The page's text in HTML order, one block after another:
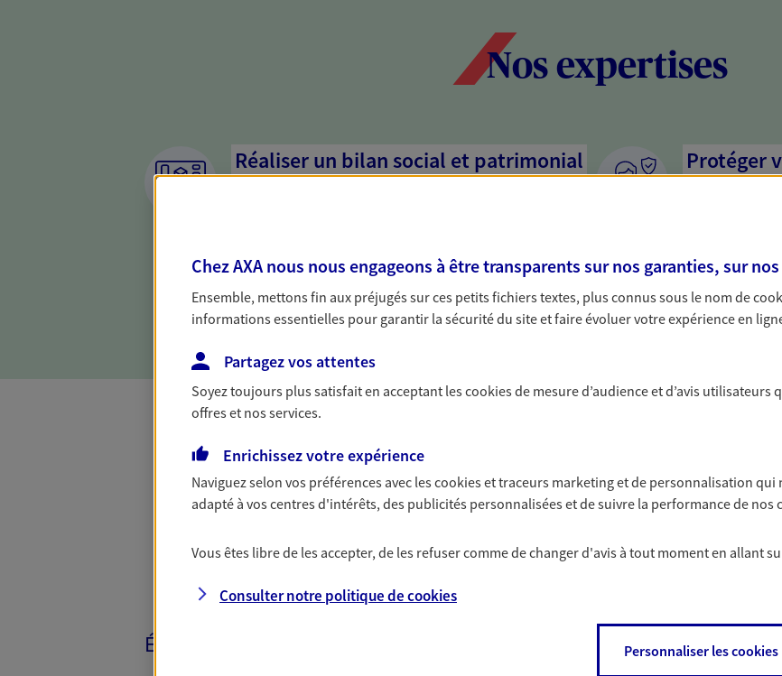
Nos expertises
Réaliser un bilan social et patrimonial
dresser un bilan complet de votre situation. Une analyse
solide pour vous formuler des conseils cohérents avec vos
besoins.
Protéger
Nous sommes
activité, mais
interlocuteur
Toutes nos solutions AXA
PARTICULIERS PROFESSIONNELS
ÉPARGNE ET RETRAITE
Chez AXA nous nous engageons à être transparents sur nos garanties, sur nos
Ensemble, mettons fin aux préjugés sur ces petits fichiers textes, plus connus sous le nom de
informations essentielles pour garantir la sécurité du site et faire évoluer votre expérience en
Partagez vos attentes
Soyez toujours plus satisfait en acceptant lescookiesde mesure d’audience et d’avis
offres et nos services.
Enrichissez votre expérience
Naviguez selon vos préférences avec lescookies et traceurs marketing et de personnalisation
adapté à vos centres d'intérêts, des publicités personnalisées et de suivre la performance de nos
Vous êtes libre de les accepter, de les refuser comme de changer d'avis à tout moment en allant
Consulter notre politique decookies
Personnaliser les cookies